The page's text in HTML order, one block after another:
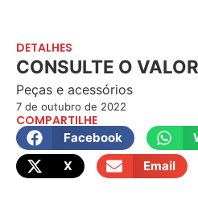
DETALHES
CONSULTE O VALOR
Peças e acessórios
7 de outubro de 2022
COMPARTILHE
Facebook
X
Email